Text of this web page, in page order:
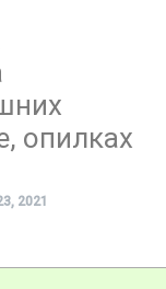
опилках
2021